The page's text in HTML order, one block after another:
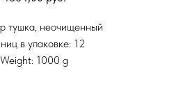
тушка, неочищенный
в упаковке: 12
Weight: 1000 g